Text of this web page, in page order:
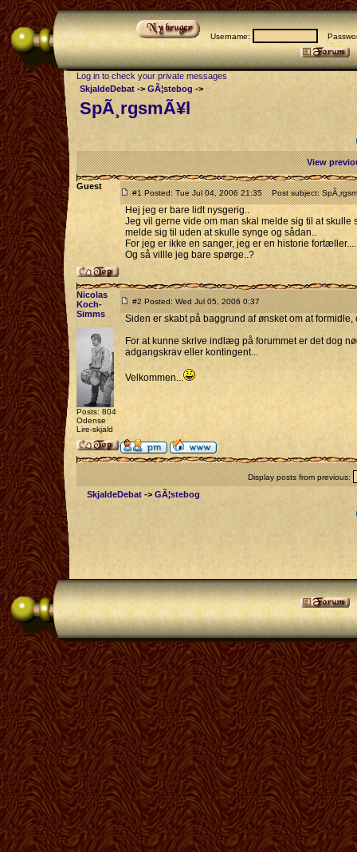
Username:
Log in to check your private messages
SkjaldeDebat -> GÃ¦stebog ->
SpÃ¸rgsmÃ¥l
View
Guest
#1 Posted: Tue Jul 04, 2006 21:35 Post subject:
Hej jeg er bare lidt nysgerig..
Jeg vil gerne vide om man skal melde sig til at
melde sig til uden at skulle synge og sådan..
For jeg er ikke en sanger, jeg er en historie fortæller....
Og så villle jeg bare spørge..?
Nicolas
Koch-
Simms
Posts: 804
Odense
Lire-skjald
#2 Posted: Wed Jul 05, 2006 0:37
Siden er skabt på baggrund af ønsket om at
For at kunne skrive indlæg på forummet er det dog
adgangskrav eller kontingent...
Velkommen...
Display posts from previous:
SkjaldeDebat -> GÃ¦stebog